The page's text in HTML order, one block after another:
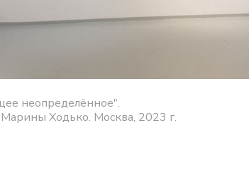
неопределённое".
Ходько. Москва, 2023 г.